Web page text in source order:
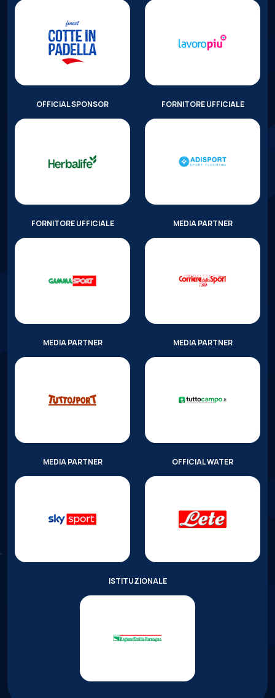
OFFICIAL SPONSOR FORNITORE UFFICIALE
FORNITORE UFFICIALE MEDIA PARTNER
MEDIA PARTNER MEDIA PARTNER
MEDIA PARTNER OFFICIAL WATER
ISTITUZIONALE